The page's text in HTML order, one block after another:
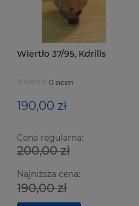
Wiertło 37/95, Kdrills
0 ocen
190,00 zł
Cena regularna:
200,00 zł
Najniższa cena:
190,00 zł